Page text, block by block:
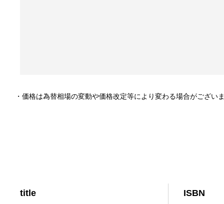
title ISBN
・価格は為替相場の変動や価格改定等により変わる場合がござい